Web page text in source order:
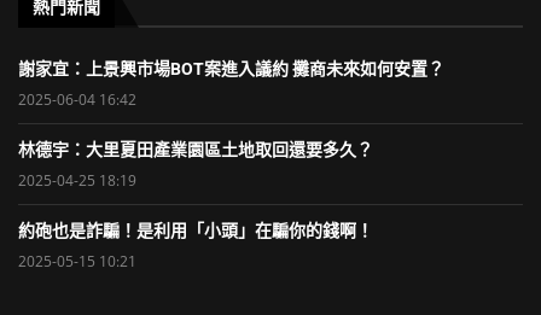
熱門新聞
謝家宜：上景興市場BOT案進入議約 攤商未來如何安置？
2025-06-04 16:42
林德宇：大里夏田產業園區土地取回還要多久？
2025-04-25 18:19
約砲也是詐騙！是利用「小頭」在騙你的錢啊！
2025-05-15 10:21